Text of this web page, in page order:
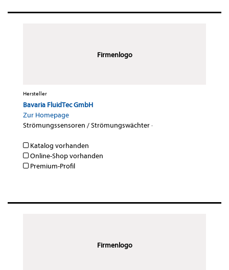
Firmenlogo
Hersteller
Bavaria FluidTec GmbH
Zur Homepage
Strömungssensoren / Strömungswächter·
Katalog vorhanden
Online-Shop vorhanden
Premium-Profil
Firmenlogo